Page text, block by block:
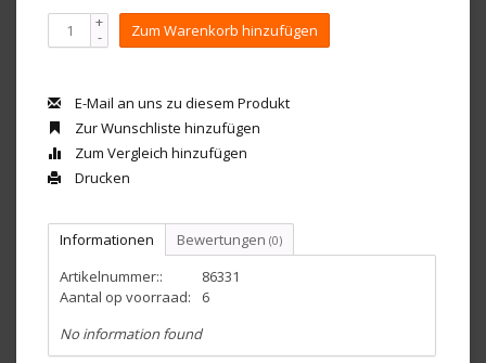
+
- Zum Warenkorb hinzufügen
E-Mail an uns zu diesem Produkt
Zur Wunschliste hinzufügen
Zum Vergleich hinzufügen
Drucken
Informationen Bewertungen (0)
Artikelnummer::
86331
Aantal op voorraad:
6
No information found